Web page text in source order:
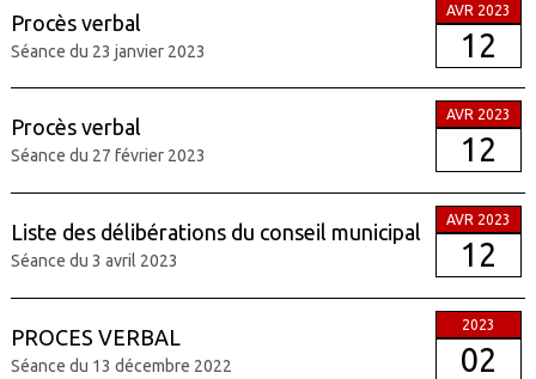
Procès verbal
Séance du 23 janvier 2023
AVR 2023
12
Procès verbal
Séance du 27 février 2023
AVR 2023
12
Liste des délibérations du conseil municipal
Séance du 3 avril 2023
AVR 2023
12
PROCES VERBAL
Séance du 13 décembre 2022
2023
02